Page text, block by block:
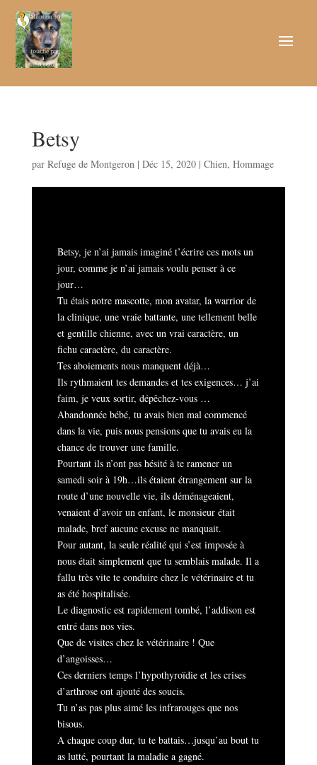
Betsy
par Refuge de Montgeron| Déc 15, 2020| Chien, Hommage
Betsy, je n’ai jamais imaginé t’écrire ces mots un
jour, comme je n’ai jamais voulu penser à ce
jour…
Tu étais notre mascotte, mon avatar, la warrior de
la clinique, une vraie battante, une tellement belle
et gentille chienne, avec un vrai caractère, un
fichu caractère, du caractère.
Tes aboiements nous manquent déjà…
Ils rythmaient tes demandes et tes exigences… j’ai
faim, je veux sortir, dépêchez-vous …
Abandonnée bébé, tu avais bien mal commencé
dans la vie, puis nous pensions que tu avais eu la
chance de trouver une famille.
Pourtant ils n’ont pas hésité à te ramener un
samedi soir à 19h…ils étaient étrangement sur la
route d’une nouvelle vie, ils déménageaient,
venaient d’avoir un enfant, le monsieur était
malade, bref aucune excuse ne manquait.
Pour autant, la seule réalité qui s’est imposée à
nous était simplement que tu semblais malade. Il a
fallu très vite te conduire chez le vétérinaire et tu
as été hospitalisée.
Le diagnostic est rapidement tombé, l’addison est
entré dans nos vies.
Que de visites chez le vétérinaire ! Que
d’angoisses…
Ces derniers temps l’hypothyroïdie et les crises
d’arthrose ont ajouté des soucis.
Tu n’as pas plus aimé les infrarouges que nos
bisous.
A chaque coup dur, tu te battais…jusqu’au bout tu
as lutté, pourtant la maladie a gagné.